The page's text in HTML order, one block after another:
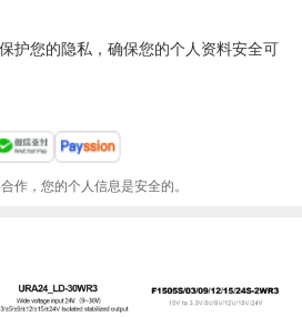
护您的隐私，确保您的个人资料安全可
作，您的个人信息是安全的。